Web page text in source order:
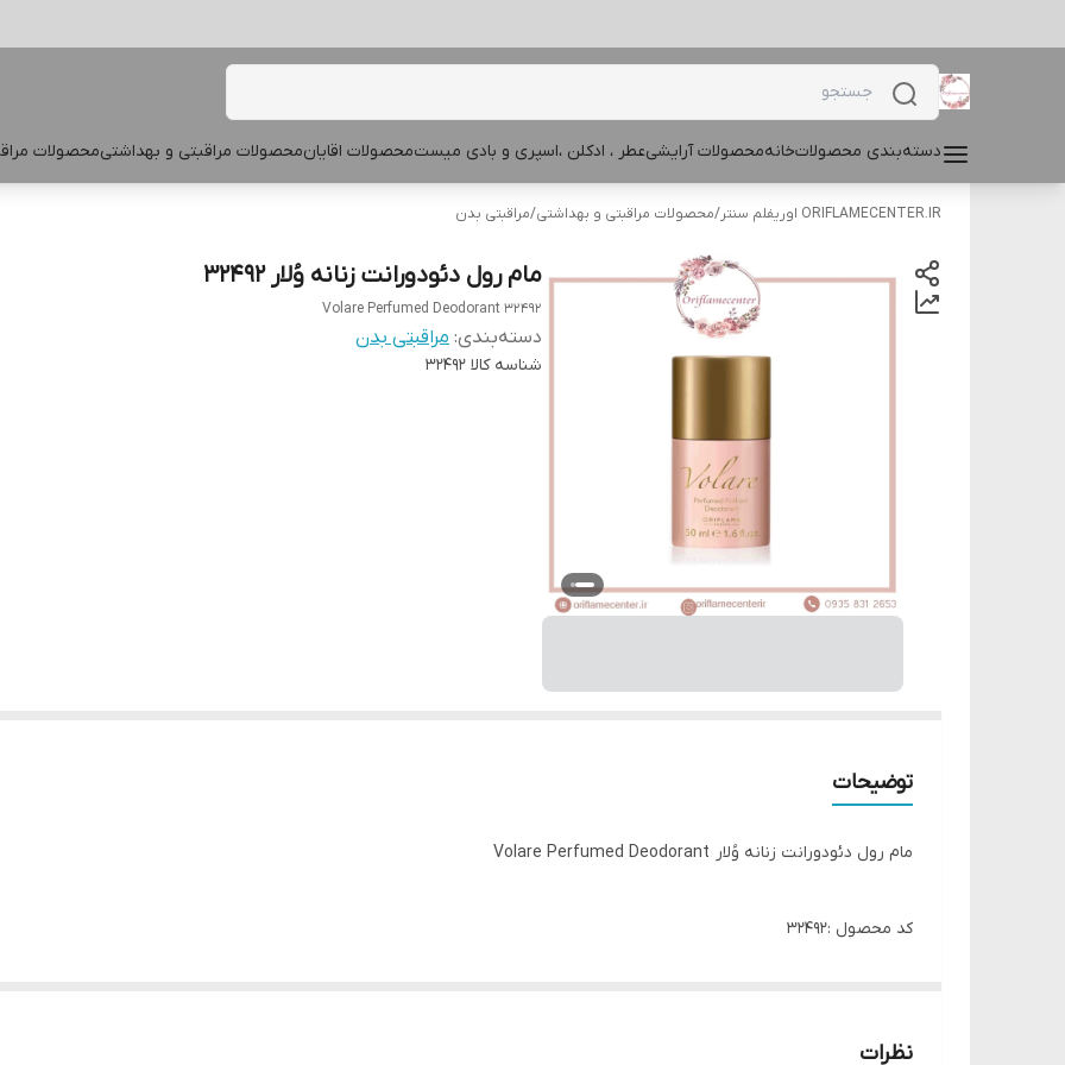
دسته‌بندی محصولاتخانهمحصولات آرایشیعطر ، ادکلن ،اسپری و بادی میستمحصولات اقایانمحصولات مراقبتی و بهداشتیمحصولات
ORIFLAMECENTER.IR اوریفلم سنتر /محصولات مراقبتی و بهداشتی/مراقبتی بدن
مام رول دئودورانت زنانه وُلار 32492
Volare Perfumed Deodorant 32492
دسته‌بندی: مراقبتی بدن
شناسه کالا 32492
توضیحات
مام رول دئودورانت زنانه وُلار Volare Perfumed Deodorant
کد محصول :32492
دارای رایحه شکلات و گل رزبدون الکل
نظرات